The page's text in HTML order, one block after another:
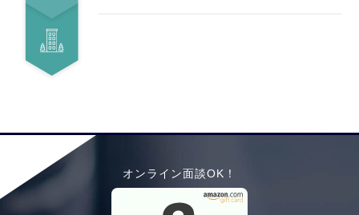
オンライン面談OK！